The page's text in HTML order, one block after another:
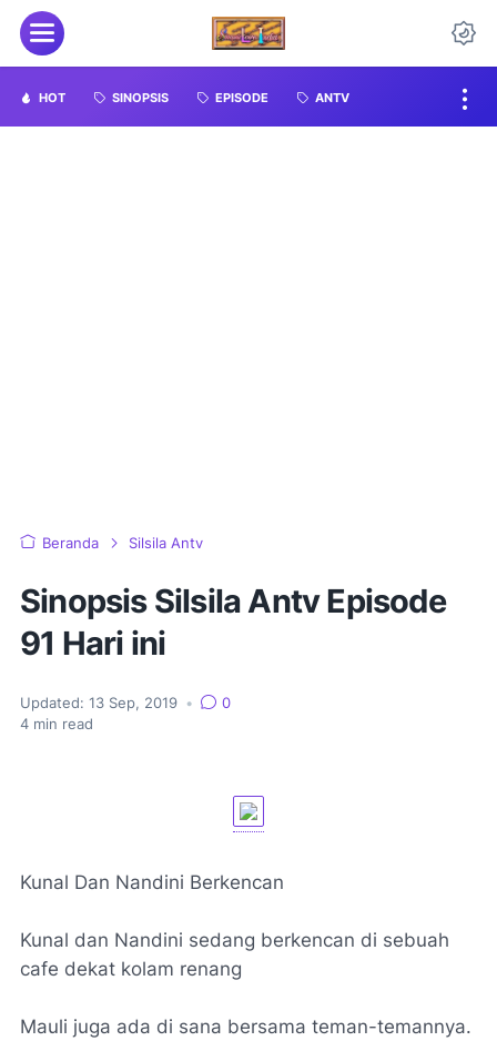
HOT SINOPSIS EPISODE ANTV
Beranda Silsila Antv
Sinopsis Silsila Antv Episode
91 Hari ini
Updated: 13 Sep, 2019 •
0
4 min read
Kunal Dan Nandini Berkencan
Kunal dan Nandini sedang berkencan di sebuah
cafe dekat kolam renang
Mauli juga ada di sana bersama teman-temannya.